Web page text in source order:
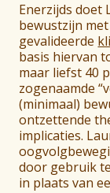
Enerzijds doet
bewustzijn
gevalideerde
basis hiervan
maar liefst 40
zogenaamde
(minimaal)
ontzettende
implicaties.
door gebruik
in plaats van